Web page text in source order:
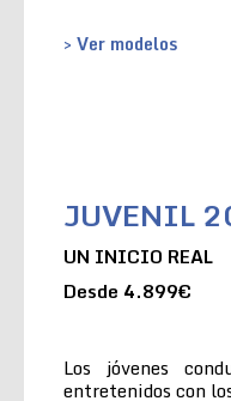
> Ver modelos
JUVENIL
UN INICIO REAL
Desde 4.899€
Los jóvenes
entretenidos con